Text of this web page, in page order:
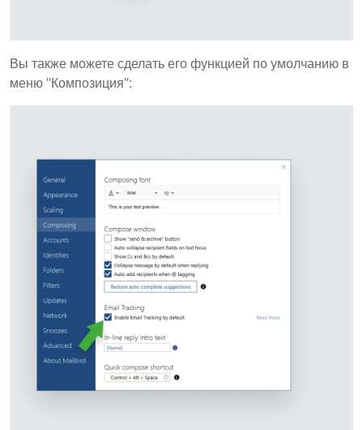
Вы также можете сделать его функцией по умолчанию в
меню "Композиция":